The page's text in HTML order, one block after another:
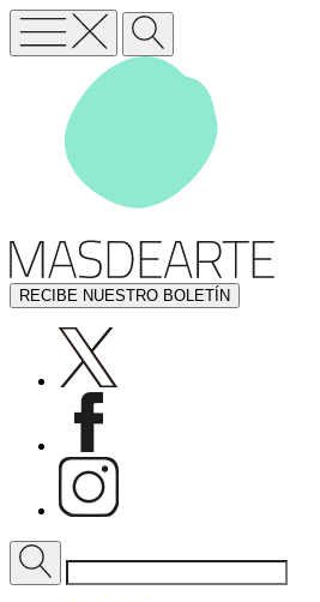
RECIBE NUESTRO BOLETÍN